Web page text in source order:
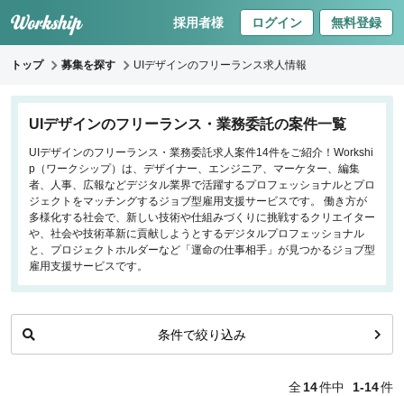
採用者様 ログイン 無料登録
トップ 募集を探す UIデザインのフリーランス求人情報
UIデザインのフリーランス・業務委託の案件一覧
UIデザインのフリーランス・業務委託求人案件14件をご紹介！Workshi
p（ワークシップ）は、デザイナー、エンジニア、マーケター、編集
者、人事、広報などデジタル業界で活躍するプロフェッショナルとプロ
ジェクトをマッチングするジョブ型雇用支援サービスです。 働き方が
多様化する社会で、新しい技術や仕組みづくりに挑戦するクリエイター
や、社会や技術革新に貢献しようとするデジタルプロフェッショナル
と、プロジェクトホルダーなど「運命の仕事相手」が見つかるジョブ型
雇用支援サービスです。
条件で絞り込み
キーワードで探す
職種
フロントエンドエンジニア
バックエンドエンジニア
インフラエンジニア
iOS/Androidアプリエンジニア
データサイエンティスト
全14件中 1-14件